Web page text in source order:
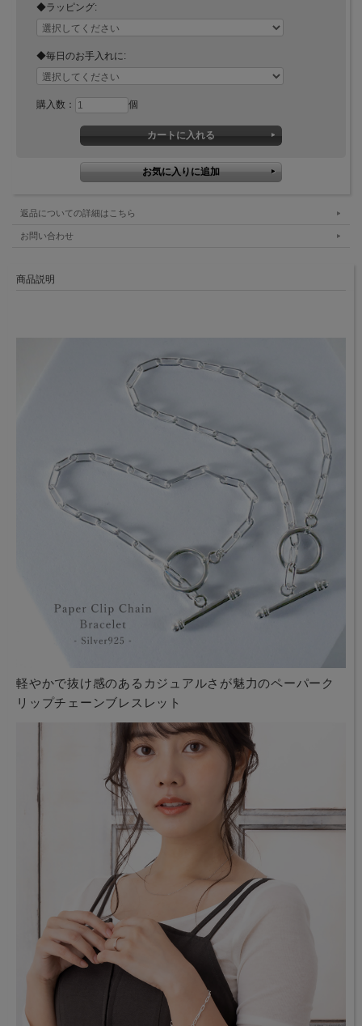
◆ラッピング:
◆毎日のお手入れに:
購入数： 個
返品についての詳細はこちら
お問い合わせ
商品説明
軽やかで抜け感のあるカジュアルさが魅力のペーパーク
リップチェーンブレスレット